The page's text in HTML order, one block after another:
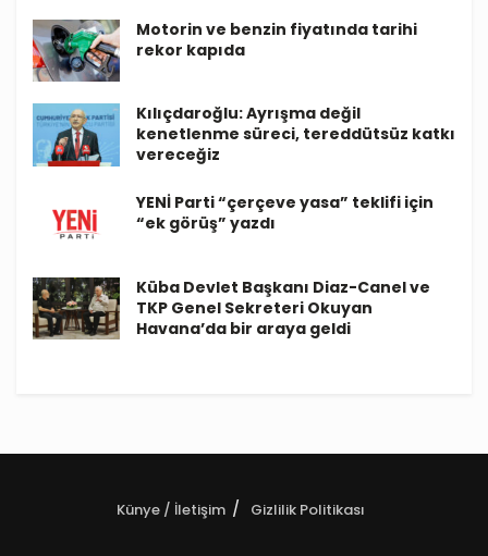
Motorin ve benzin fiyatında tarihi
rekor kapıda
Kılıçdaroğlu: Ayrışma değil
kenetlenme süreci, tereddütsüz katkı
vereceğiz
YENİ Parti “çerçeve yasa” teklifi için
“ek görüş” yazdı
Küba Devlet Başkanı Diaz-Canel ve
TKP Genel Sekreteri Okuyan
Havana’da bir araya geldi
Künye / İletişim Gizlilik Politikası